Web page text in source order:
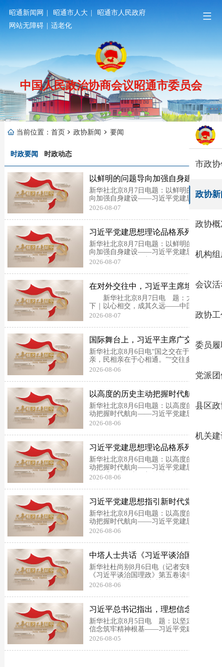
昭通新闻网 | 昭通市人大 |
昭通市人民政府
网站无障碍 | 适老化
中国人民政治协商会议昭通市委员会
市政
政协新
政协概
机构组
会议活
政协工
委员履
党派
县区政
机关建
当前位置： 首页 政协新闻 要闻
时政要闻 时政动态
以鲜明的问题导向加强自身建设
——习近平党建思想理论品格系列
述评之三
新华社北京8月7日电题：以鲜明的问题导
向加强自身建设——习近平党建思想理论
品格系列述评之三新华社记者董峻、张
思主义政党、怎样建设长期执政的马克思
主义政党，这是重大时代课题。习近平总
书记深刻指出：“我...
2026-08-07
习近平党建思想理论品格系列述评
之三：以鲜明的问题导向加强自身
建设
新华社北京8月7日电题：以鲜明的问题导
向加强自身建设——习近平党建思想理论
品格系列述评之三新华社记者董峻、张
思主义政党、怎样建设长期执政的马克思
主义政党，这是重大时代课题。习近平总
书记深刻指出：“我...
2026-08-07
在对外交往中，习近平主席坦率真
诚、从容亲和、重义守信，推动中
外人民...
新华社北京8月7日电 题：大道行天
下｜以心相交，成其久远——中国元首外
交的世界情怀与大国气派新华社记者史霄
萌“友谊可是件大事，一个友谊的世界才
可能是和平的世界。”习近平主席曾引用
一位外国友人的话，形容友谊的珍贵。在
习近平主席心中，...
2026-08-07
国际舞台上，习近平主席广交朋
友、以诚相待，总是从繁忙的外事
活动中抽...
新华社北京8月6日电“国之交在于民相
亲，民相亲在于心相通。”“交往多了，感
情深了，心与心才能贴得更近。”国际舞
台上，习近平主席广交朋友、以诚相待，
总是从繁忙的外事活动中抽出时间与各界
人士、普通民众广泛接触和交流，留下无
数动人瞬间，搭建...
2026-08-06
以高度的历史主动把握时代航向
——习近平党建思想理论品格系列
述评之二
新华社北京8月6日电题：以高度的历史主
动把握时代航向——习近平党建思想理论
品格系列述评之二新华社记者历史长河奔
记深刻指出：“历史发展有其规律，但人
在其中不是完全消极被动的。只要把握住
历史发展大势，抓...
2026-08-06
习近平党建思想理论品格系列述评
之二：以高度的历史主动把握时代
航向
新华社北京8月6日电题：以高度的历史主
动把握时代航向——习近平党建思想理论
品格系列述评之二新华社记者历史长河奔
记深刻指出：“历史发展有其规律，但人
在其中不是完全消极被动的。只要把握住
历史发展大势，抓...
2026-08-06
习近平党建思想指引新时代党的建
设不断开创新局面，以把握大势、
擘画党...
新华社北京8月6日电题：以高度的历史主
动把握时代航向——习近平党建思想理论
品格系列述评之二新华社记者历史长河奔
记深刻指出：“历史发展有其规律，但人
在其中不是完全消极被动的。只要把握住
历史发展大势，抓...
2026-08-06
中塔人士共话《习近平谈治国理
政》第五卷
新华社杜尚别8月6日电（记者安晓萌）
《习近平谈治国理政》第五卷读书交流会
5日在塔吉克斯坦首都杜尚别举行。中塔
代化和中塔关系等议题展开交流。此次活
动主题为“携手现代化之路，共筑中塔命
运共同体”，由中国...
2026-08-06
习近平总书记指出，理想信念是中
国共产党人的精神支柱和政治灵
魂，也是...
新华社北京8月5日电 题：以坚定的理想
信念筑牢精神根基——习近平党建思想理
论品格系列述评之一新华社记者习近平党
具体实际相结合、同中华优秀传统文化相
2026-08-05